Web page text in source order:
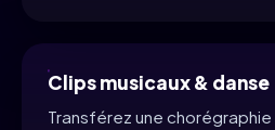
Clips musicaux & danse
Transférez une